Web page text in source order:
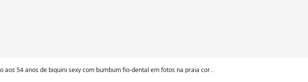
54 anos de biquini sexy com bumbum fio-dental em fotos na praia corpo